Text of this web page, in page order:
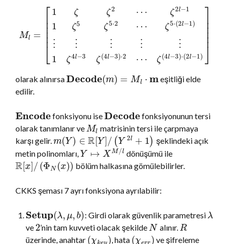
Ml =
⎡
⎣
⎢⎢⎢⎢⎢
1
1
⋮
1
ζ
ζ5
⋮
ζ4l−3
ζ2
ζ5⋅2
⋮
ζ (4l−3)⋅2
⋯
⋯
⋮
⋯
ζ2l−1
ζ5⋅(2l−1)
⋮
ζ(4l−3)⋅(2l−1)
⎤
⎦
⎥⎥⎥⎥⎥
olarak alınırsaDecode(m) = Ml ⋅ meşitliği elde
edilir.
Encodefonksiyonu iseDecodefonksiyonunun tersi
olarak tanımlanır veMl matrisinin tersi ile çarpmaya
karşı gelir. m(Y ) ∈ R[Y ]/ (Y 2l + 1) şeklindeki açık
metin polinomları, Y ↦ X M/l dönüşümü ile
R[x]/(ΦN (x)) bölüm halkasına gömülebilirler.
CKKS şeması 7 ayrı fonksiyona ayrılabilir:
Setup(λ, μ, b): Girdi olarak güvenlik parametresi λ
ve 2’nin tam kuvveti olacak şekilde N alınır.R
üzerinde, anahtar (χ ), hata (χ ) ve şifreleme